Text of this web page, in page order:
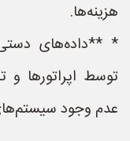
هزینه‌ها.
* **داده‌های
توسط اپراتورها
عدم وجود